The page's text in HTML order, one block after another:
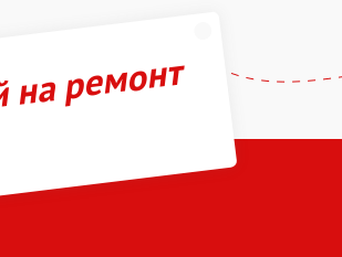
ремонт